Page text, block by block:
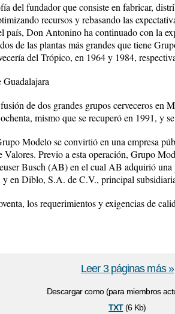
del fundador que consiste en fabricar,
recursos y rebasando las
país, Don Antonino ha continuado con la
de las plantas más grandes que tiene
del Trópico, en 1964 y 1984,
de dos grandes grupos cerveceros en
mismo que se recuperó en 1991, y
Modelo se convirtió en una empresa
Valores. Previo a esta operación, Grupo
Busch (AB) en el cual AB adquirió
en Diblo, S.A. de C.V., principal
los requerimientos y exigencias de
Descargar como (para miembros
txt(6 Kb)
Leer 3 páginas más »